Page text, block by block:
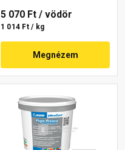
5 070 Ft / vödör
1 014 Ft / kg
Megnézem